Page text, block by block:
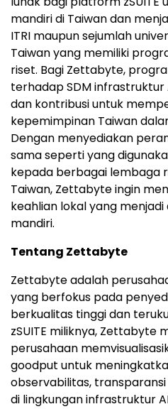
mandiri di Taiwan dan
ITRI maupun sejumlah
Taiwan yang memiliki
riset. Bagi Zettabyte,
terhadap SDM
dan kontribusi untuk
kepemimpinan Taiwan
Dengan menyediakan
sama seperti yang
kepada berbagai lembaga
Taiwan, Zettabyte ingin
keahlian lokal yang
mandiri.
Tentang Zettabyte
Zettabyte adalah
yang berfokus pada
berkualitas tinggi dan
zSUITE miliknya, Zettabyte
perusahaan
goodput untuk
observabilitas,
di lingkungan infrastruktur